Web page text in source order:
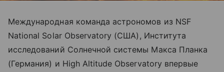
Международная команда астрономов из NSF
National Solar Observatory (США), Института
исследований Солнечной системы Макса Планка
(Германия) и High Altitude Observatory впервые